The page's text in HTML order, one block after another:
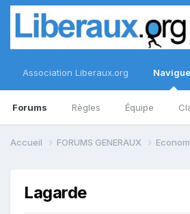
Association Liberaux.org
Forums Règles Équipe
Accueil FORUMS GENERAUX
Lagarde